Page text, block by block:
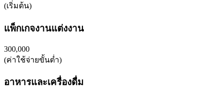
(เริ่มต้น)
แพ็กเกจงานแต่งงาน
300,000
(ค่าใช้จ่ายขั้นต่ำ)
อาหารและเครื่องดื่ม